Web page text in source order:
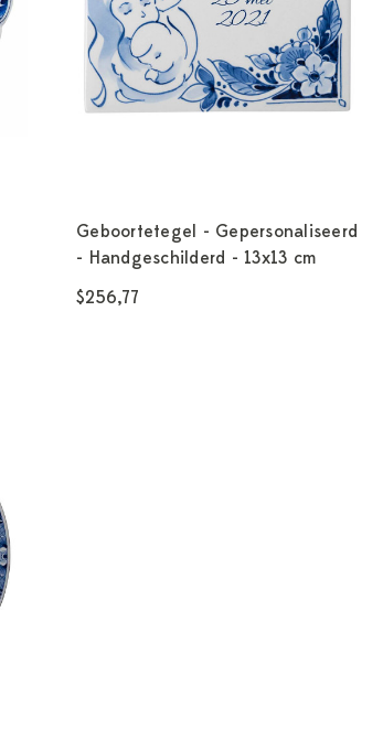
Geboortetegel - Gepersonaliseerd
- Handgeschilderd - 13x13 cm
$256,77